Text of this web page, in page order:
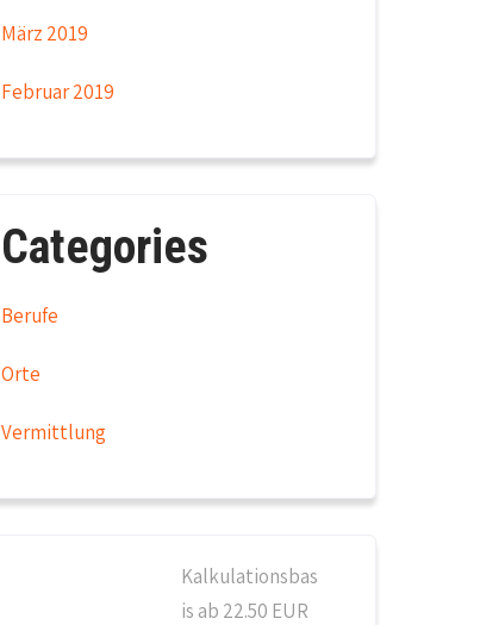
März 2019
Februar 2019
Categories
Berufe
Orte
Vermittlung
Kalkulationsbas
is ab 22.50 EUR